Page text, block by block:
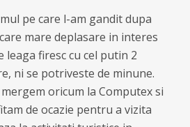
pe care l-am gandit dupa
mare deplasare in interes
leaga firesc cu cel putin 2
ni se potriveste de minune.
oricum la Computex si
de ocazie pentru a vizita